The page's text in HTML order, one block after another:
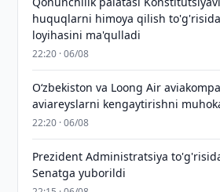
huquqlarni himoya qilish
loyihasini ma'qulladi
22:20 · 06/08
Oʻzbekiston va Loong Air
aviareyslarni kengaytirishni
22:20 · 06/08
Prezident Administratsiya
Senatga yuborildi